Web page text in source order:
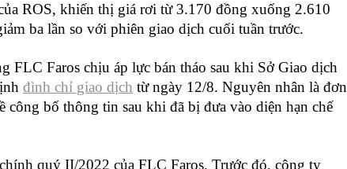
ROS, khiến thị giá rơi từ 3.170 đồng xuống 2.610
ba lần so với phiên giao dịch cuối tuần trước.
FLC Faros chịu áp lực bán tháo sau khi Sở Giao dịch
đình chỉ giao dịch từ ngày 12/8. Nguyên nhân là đơn
bố thông tin sau khi đã bị đưa vào diện hạn chế
quý II/2022 của FLC Faros. Trước đó, công ty